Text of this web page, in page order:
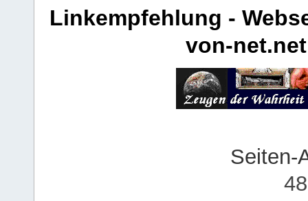
Linkempfehlung -
von-net.net
Seiten-